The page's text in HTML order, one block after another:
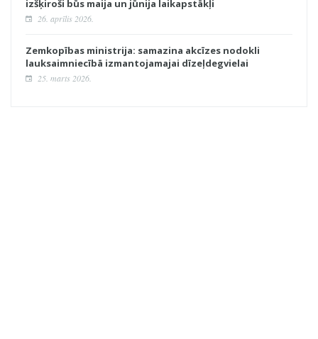
izšķiroši būs maija un jūnija laikapstākļi
26. aprīlis 2026.
Zemkopības ministrija: samazina akcīzes nodokli
lauksaimniecībā izmantojamajai dīzeļdegvielai
25. marts 2026.